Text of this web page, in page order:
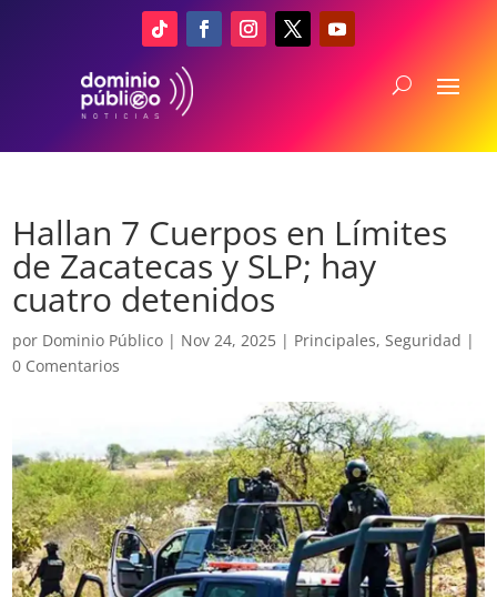
Hallan 7 Cuerpos en Límites
de Zacatecas y SLP; hay
cuatro detenidos
por Dominio Público | Nov 24, 2025 | Principales,Seguridad |
0 Comentarios